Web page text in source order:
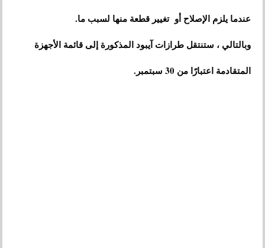
عندما يلزم الإصلاح أو تغيير قطعة منها لسبب ما.
وبالتالي ، ستنتقل طرازات آيبود المذكورة إلى قائمة الأجهزة
المتقادمة اعتبارًا من 30 سبتمبر.